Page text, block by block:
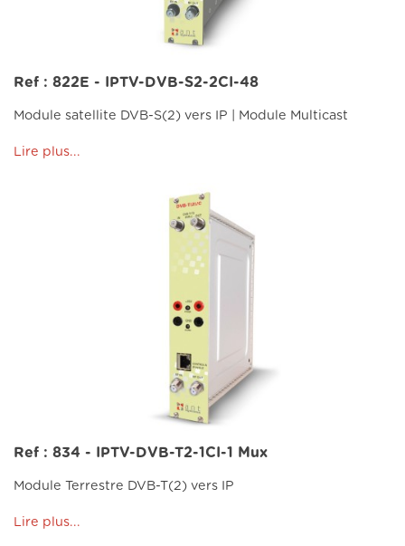
Ref : 822E - IPTV-DVB-S2-2CI-48
Module satellite DVB-S(2) vers IP | Module Multicast
Lire plus...
Ref : 834 - IPTV-DVB-T2-1CI-1 Mux
Module Terrestre DVB-T(2) vers IP
Lire plus...